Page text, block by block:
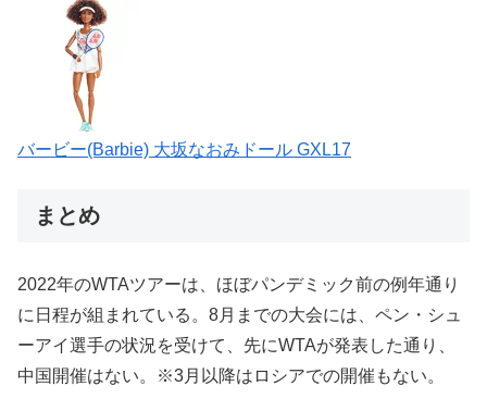
バービー(Barbie) 大坂なおみドール GXL17
まとめ
2022年のWTAツアーは、ほぼパンデミック前の例年通り
に日程が組まれている。8月までの大会には、ペン・シュ
ーアイ選手の状況を受けて、先にWTAが発表した通り、
中国開催はない。※3月以降はロシアでの開催もない。